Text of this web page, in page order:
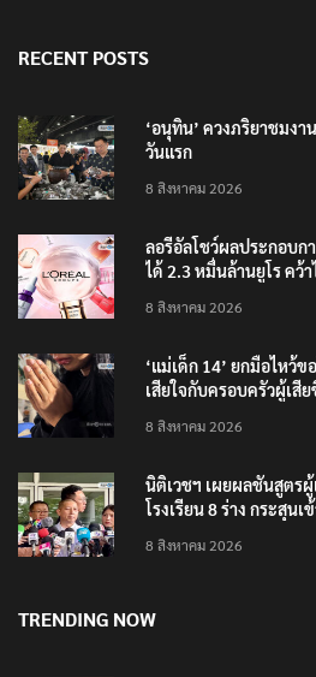
RECENT POSTS
‘อนุทิน’ ควงภริยาชมง
วันแรก
8 สิงหาคม 2026
ลอรีอัลโชว์ผลประกอบก
ได้ 2.3 หมื่นล้านยูโร คว้
8 สิงหาคม 2026
‘แม่เด็ก 14’ ยกมือไหว้
เสียใจกับครอบครัวผู้เสี
8 สิงหาคม 2026
นิติเวชฯ เผยผลชันสูตร
โรงเรียน 8 ร่าง กระสุน
8 สิงหาคม 2026
TRENDING NOW